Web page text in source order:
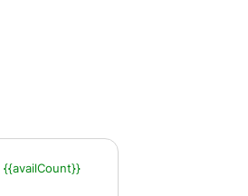
{{availCount}}